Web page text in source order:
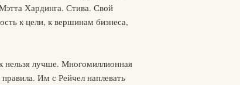
Хардинга. Стива. Свой
к цели, к вершинам бизнеса,
нельзя лучше. Многомиллионная
Им с Рейчел наплевать